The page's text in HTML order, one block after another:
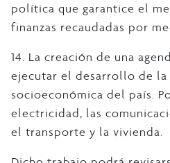
política que garantice el
finanzas recaudadas por
14. La creación de una
ejecutar el desarrollo de
socioeconómica del país.
electricidad, las
el transporte y la vivienda.